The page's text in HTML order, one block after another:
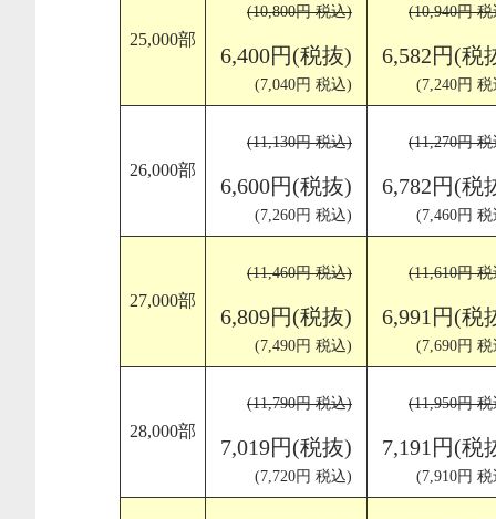
25,000部
(10,800円 税込)
6,400円(税抜)
(7,040円 税込)
(10,940円
6,582円(税
(7,240円
26,000部
(11,130円 税込)
6,600円(税抜)
(7,260円 税込)
(11,270円
6,782円(税
(7,460円
27,000部
(11,460円 税込)
6,809円(税抜)
(7,490円 税込)
(11,610円
6,991円(税
(7,690円
28,000部
(11,790円 税込)
7,019円(税抜)
(7,720円 税込)
(11,950円
7,191円(税
(7,910円